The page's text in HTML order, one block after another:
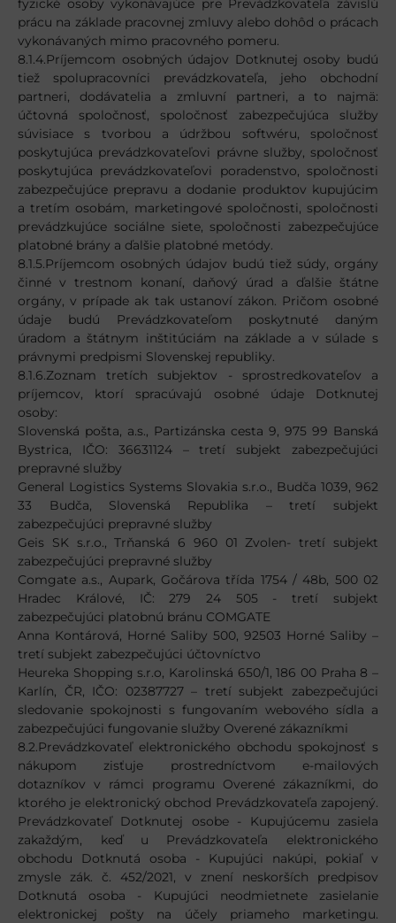
prácu na základe pracovnej zmluvy alebo dohôd o prácach
vykonávaných mimo pracovného pomeru.
8.1.4.Príjemcom osobných údajov Dotknutej osoby budú
tiež spolupracovníci prevádzkovateľa, jeho obchodní
partneri, dodávatelia a zmluvní partneri, a to najmä:
účtovná spoločnosť, spoločnosť zabezpečujúca služby
súvisiace s tvorbou a údržbou softwéru, spoločnosť
poskytujúca prevádzkovateľovi právne služby, spoločnosť
poskytujúca prevádzkovateľovi poradenstvo, spoločnosti
zabezpečujúce prepravu a dodanie produktov kupujúcim
a tretím osobám, marketingové spoločnosti, spoločnosti
prevádzkujúce sociálne siete, spoločnosti zabezpečujúce
platobné brány a ďalšie platobné metódy.
8.1.5.Príjemcom osobných údajov budú tiež súdy, orgány
činné v trestnom konaní, daňový úrad a ďalšie štátne
orgány, v prípade ak tak ustanoví zákon. Pričom osobné
údaje budú Prevádzkovateľom poskytnuté daným
úradom a štátnym inštitúciám na základe a v súlade s
právnymi predpismi Slovenskej republiky.
8.1.6.Zoznam tretích subjektov - sprostredkovateľov a
príjemcov, ktorí spracúvajú osobné údaje Dotknutej
osoby:
Slovenská pošta, a.s., Partizánska cesta 9, 975 99 Banská
Bystrica, IČO: 36631124 – tretí subjekt zabezpečujúci
prepravné služby
General Logistics Systems Slovakia s.r.o., Budča 1039, 962
33 Budča, Slovenská Republika – tretí subjekt
zabezpečujúci prepravné služby
Geis SK s.r.o., Trňanská 6 960 01 Zvolen- tretí subjekt
zabezpečujúci prepravné služby
Comgate a.s., Aupark, Gočárova třída 1754 / 48b, 500 02
Hradec Králové, IČ: 279 24 505 - tretí subjekt
zabezpečujúci platobnú bránu COMGATE
Anna Kontárová, Horné Saliby 500, 92503 Horné Saliby –
tretí subjekt zabezpečujúci účtovníctvo
Heureka Shopping s.r.o, Karolinská 650/1, 186 00 Praha 8 –
Karlín, ČR, IČO: 02387727 – tretí subjekt zabezpečujúci
sledovanie spokojnosti s fungovaním webového sídla a
zabezpečujúci fungovanie služby Overené zákazníkmi
8.2.Prevádzkovateľ elektronického obchodu spokojnosť s
nákupom zisťuje prostredníctvom e-mailových
dotazníkov v rámci programu Overené zákazníkmi, do
ktorého je elektronický obchod Prevádzkovateľa zapojený.
Prevádzkovateľ Dotknutej osobe - Kupujúcemu zasiela
zakaždým, keď u Prevádzkovateľa elektronického
obchodu Dotknutá osoba - Kupujúci nakúpi, pokiaľ v
zmysle zák. č. 452/2021, v znení neskorších predpisov
Dotknutá osoba - Kupujúci neodmietnete zasielanie
elektronickej pošty na účely priameho marketingu.